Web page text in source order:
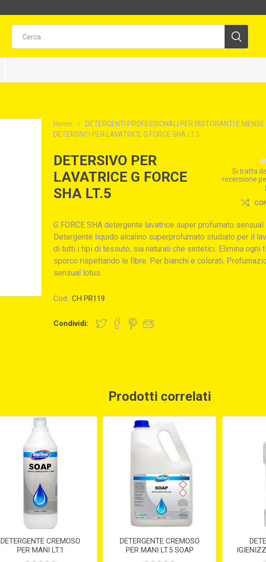
Home
DETERGENTI PROFESSIONALI PER RISTORANTI E MENSE
DETERSIVO PER LAVATRICE G FORCE SHA LT.5
DETERSIVO PER
LAVATRICE G FORCE
SHA LT.5
Si tratta
recensione
G FORCE SHA detergente lavatrice super profumato sensual
Detergente liquido alcalino superprofumato studiato per il
di tutti i tipi di tessuto, sia naturali che sintetici. Elimina ogni
sporco rispettando le fibre. Per bianchi e colorati.
sensual lotus.
Cod.: CH PR119
Condividi:
Prodotti correlati
DETERGENTE CREMOSO
PER MANI LT.1
DETERGENTE CREMOSO
PER MANI LT.5 SOAP
LT.1